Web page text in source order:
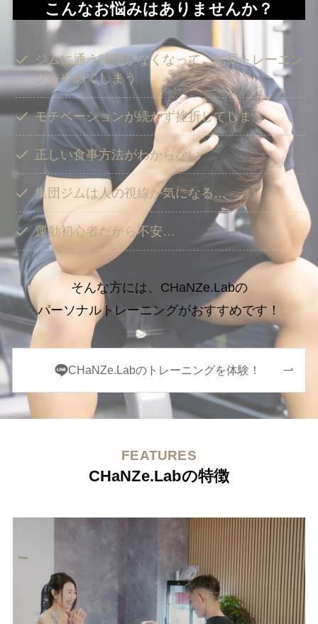
こんなお悩みはありませんか？
ジムに通う時間がなくなって、結局トレーニン
グをやめてしまう
モチベーションが続かず挫折してしまう
正しい食事方法がわからない
集団ジムは人の視線が気になる…
運動初心者だから不安…
そんな方には、CHaNZe.Labの
パーソナルトレーニングがおすすめです！
CHaNZe.Labのトレーニングを体験！
FEATURES
CHaNZe.Labの特徴